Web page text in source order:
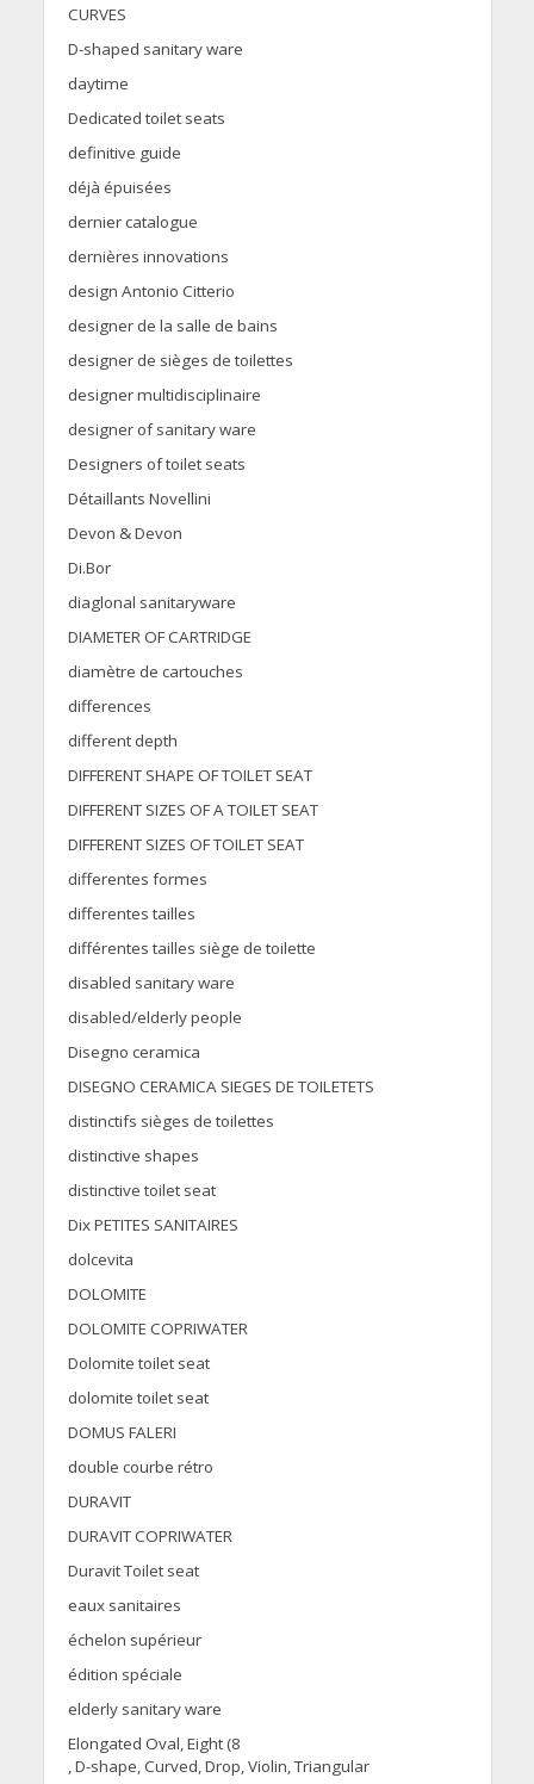
CURVES
D-shaped sanitary ware
daytime
Dedicated toilet seats
definitive guide
déjà épuisées
dernier catalogue
dernières innovations
design Antonio Citterio
designer de la salle de bains
designer de sièges de toilettes
designer multidisciplinaire
designer of sanitary ware
Designers of toilet seats
Détaillants Novellini
Devon & Devon
Di.Bor
diaglonal sanitaryware
DIAMETER OF CARTRIDGE
diamètre de cartouches
differences
different depth
DIFFERENT SHAPE OF TOILET SEAT
DIFFERENT SIZES OF A TOILET SEAT
DIFFERENT SIZES OF TOILET SEAT
differentes formes
differentes tailles
différentes tailles siège de toilette
disabled sanitary ware
disabled/elderly people
Disegno ceramica
DISEGNO CERAMICA SIEGES DE TOILETETS
distinctifs sièges de toilettes
distinctive shapes
distinctive toilet seat
Dix PETITES SANITAIRES
dolcevita
DOLOMITE
DOLOMITE COPRIWATER
Dolomite toilet seat
dolomite toilet seat
DOMUS FALERI
double courbe rétro
DURAVIT
DURAVIT COPRIWATER
Duravit Toilet seat
eaux sanitaires
échelon supérieur
édition spéciale
elderly sanitary ware
Elongated Oval, Eight (8
, D-shape, Curved, Drop, Violin, Triangular